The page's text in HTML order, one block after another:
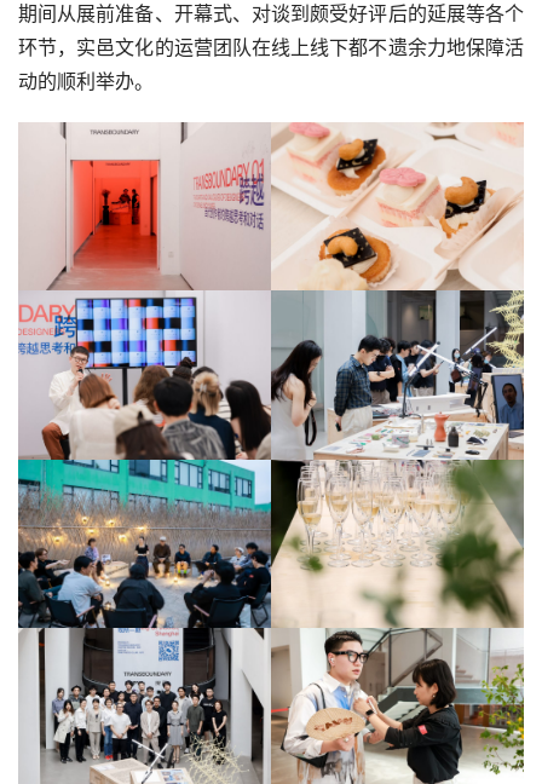
期间从展前准备、开幕式、对谈到颇受好评后的延展等各个
环节，实邑文化的运营团队在线上线下都不遗余力地保障活
动的顺利举办。